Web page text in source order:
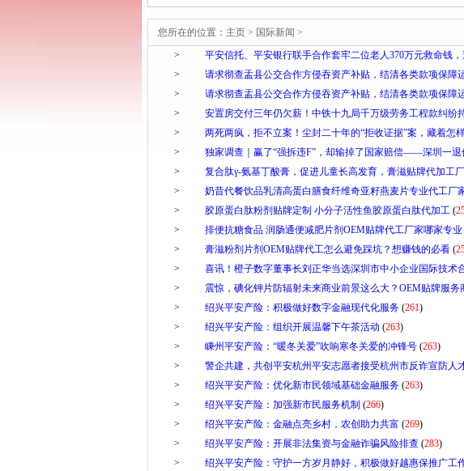
您所在的位置： 主页 > 国际新闻 >
>
平安信托、平安银行联手合作套牢二位老人370万元救命钱
>
请求彻查盂县公交合作方侵吞资产补贴，结清各类款项保障
>
请求彻查盂县公交合作方侵吞资产补贴，结清各类款项保障
>
安置房交付三年仍欠薪！中铁十九局千万级劳务工程款纠纷
>
两死两疯，拒不立案！尘封二十年的“拒收证据”案，藏着怎
>
独家调查｜赢了“强拆违F”，却输掉了国家赔偿——深圳一退
>
复合肽γ-氨基丁酸膏，促进儿童长高发育，膏滋贴牌代加工
>
奶昔代餐饮品乳清高蛋白膳食纤维奇亚籽燕麦片专业代工厂
>
胶原蛋白肽粉剂贴牌定制 小分子活性鱼胶原蛋白肽代加工 (
>
排便抗糖食品 润肠通便减肥片剂OEM贴牌代工厂家哪家专业
>
膏滋粉剂片剂OEM贴牌代工怎么避免踩坑？想赚钱的必看 (
>
喜讯！橙子数字董事长刘正华当选深圳市中小企业国际技术
>
震惊，碘化钾片防辐射未来商业前景这么大？OEM贴牌服务
>
绍兴平安产险：积极做好数字金融现代化服务 (261)
>
绍兴平安产险：组织开展温馨下午茶活动 (263)
>
嵊州平安产险：“暖冬关爱”吹响寒冬关爱的冲锋号 (263)
>
警企共建，共创平安杭州平安志愿者接受杭州市反诈宣防人
>
绍兴平安产险：优化新市民领域基础金融服务 (263)
>
绍兴平安产险：加强新市民服务机制 (266)
>
绍兴平安产险：金融点亮乡村，农创助力共富 (269)
>
绍兴平安产险：开展非法集资与金融诈骗风险排查 (283)
>
绍兴平安产险：守护一方岁月静好，积极做好越惠保推广工